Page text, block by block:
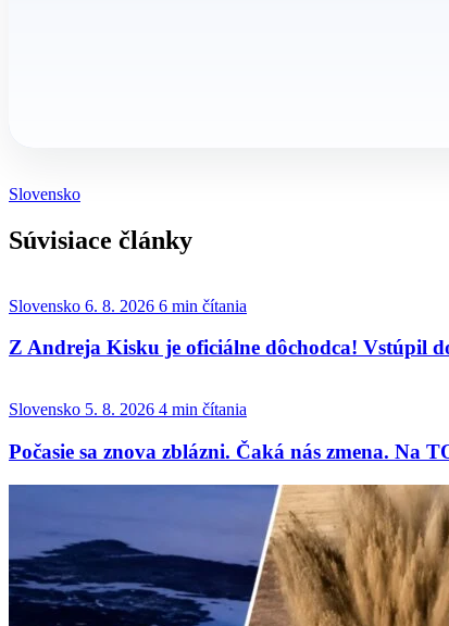
Slovensko
Súvisiace články
Slovensko 6. 8. 2026 6 min čítania
Z Andreja Kisku je oficiálne dôchodca! Vstúpil
Slovensko 5. 8. 2026 4 min čítania
Počasie sa znova zblázni. Čaká nás zmena. Na